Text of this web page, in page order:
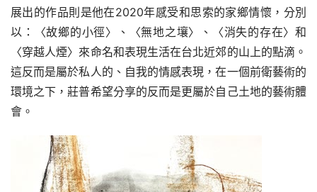
展出的作品則是他在2020年感受和思索的家鄉情懷，分別
以：〈故鄉的小徑〉、〈無地之壤〉、〈消失的存在〉和
〈穿越人煙〉來命名和表現生活在台北近郊的山上的點滴。
這反而是屬於私人的、自我的情感表現，在一個前衛藝術的
環境之下，莊普希望分享的反而是更屬於自己土地的藝術體
會。